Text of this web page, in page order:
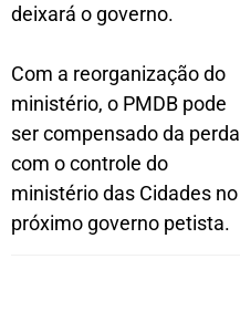
deixará o governo.
Com a reorganização do
ministério, o PMDB pode
ser compensado da perda
com o controle do
ministério das Cidades no
próximo governo petista.